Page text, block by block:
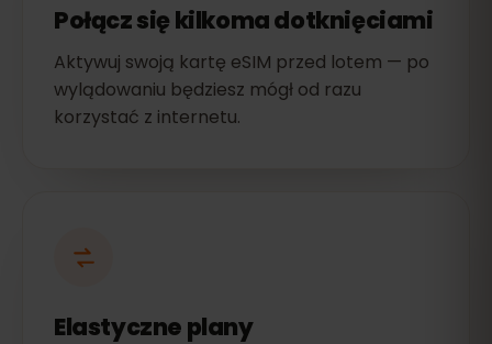
Połącz się kilkoma dotknięciami
Aktywuj swoją kartę eSIM przed lotem — po
wylądowaniu będziesz mógł od razu
korzystać z internetu.
Elastyczne plany